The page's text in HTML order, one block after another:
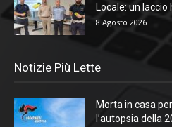
Locale: un laccio
8 Agosto 2026
Notizie Più Lette
Morta in casa
l’autopsia della